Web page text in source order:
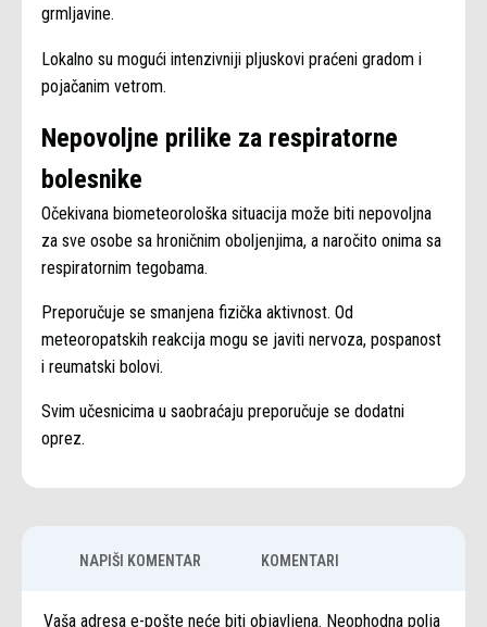
grmljavine.
Lokalno su mogući intenzivniji pljuskovi praćeni gradom i
pojačanim vetrom.
Nepovoljne prilike za respiratorne
bolesnike
Očekivana biometeorološka situacija može biti nepovoljna
za sve osobe sa hroničnim oboljenjima, a naročito onima sa
respiratornim tegobama.
Preporučuje se smanjena fizička aktivnost. Od
meteoropatskih reakcija mogu se javiti nervoza, pospanost
i reumatski bolovi.
Svim učesnicima u saobraćaju preporučuje se dodatni
oprez.
NAPIŠI KOMENTAR KOMENTARI
Vaša adresa e-pošte neće biti objavljena. Neophodna polja